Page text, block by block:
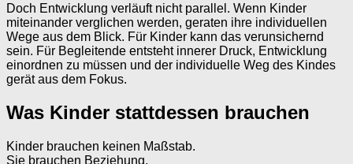
Doch Entwicklung verläuft nicht parallel. Wenn Kinder
miteinander verglichen werden, geraten ihre individuellen
Wege aus dem Blick. Für Kinder kann das verunsichernd
sein. Für Begleitende entsteht innerer Druck, Entwicklung
einordnen zu müssen und der individuelle Weg des Kindes
gerät aus dem Fokus.
Was Kinder stattdessen brauchen
Kinder brauchen keinen Maßstab.
Sie brauchen Beziehung.